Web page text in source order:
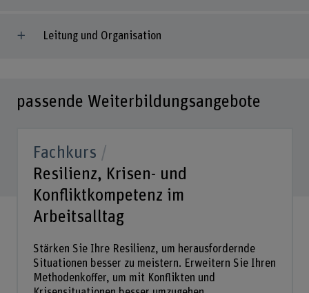
Leitung und Organisation
passende Weiterbildungsangebote
Fachkurs
Resilienz, Krisen- und
Konfliktkompetenz im
Arbeitsalltag
Stärken Sie Ihre Resilienz, um herausfordernde
Situationen besser zu meistern. Erweitern Sie Ihren
Methodenkoffer, um mit Konflikten und